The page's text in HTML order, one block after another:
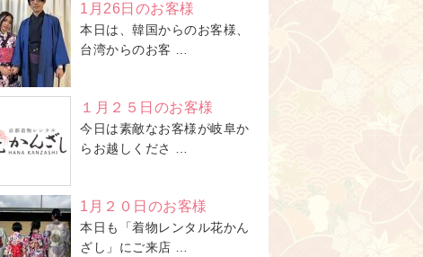
1月26日のお客様
本日は、韓国からのお客様、
台湾からのお客 …
１月２５日のお客様
今日は素敵なお客様が岐阜か
らお越しくださ …
1月２０日のお客様
本日も「着物レンタル花かん
ざし」にご来店 …